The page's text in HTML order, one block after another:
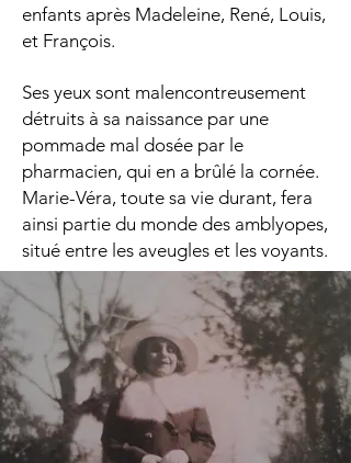
enfants après Madeleine, René, Louis,
et François.
Ses yeux sont malencontreusement
détruits à sa naissance par une
pommade mal dosée par le
pharmacien, qui en a brûlé la cornée.
Marie-Véra, toute sa vie durant, fera
ainsi partie du monde des amblyopes,
situé entre les aveugles et les voyants.